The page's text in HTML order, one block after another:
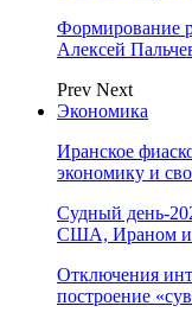
Формирование
Алексей
Prev Next
Экономика
Иранское
экономику и
Судный день-
США, Ираном и
Отключения
построение